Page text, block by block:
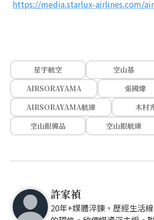
https://media.starlux-airlines.com/
星宇航空
空山基
AIRSORAYAMA
張國煒
AIRSORAYAMA航線
木村
空山銀備品
空山銀航線
許家禎
20年+媒體淬鍊，歷經生活